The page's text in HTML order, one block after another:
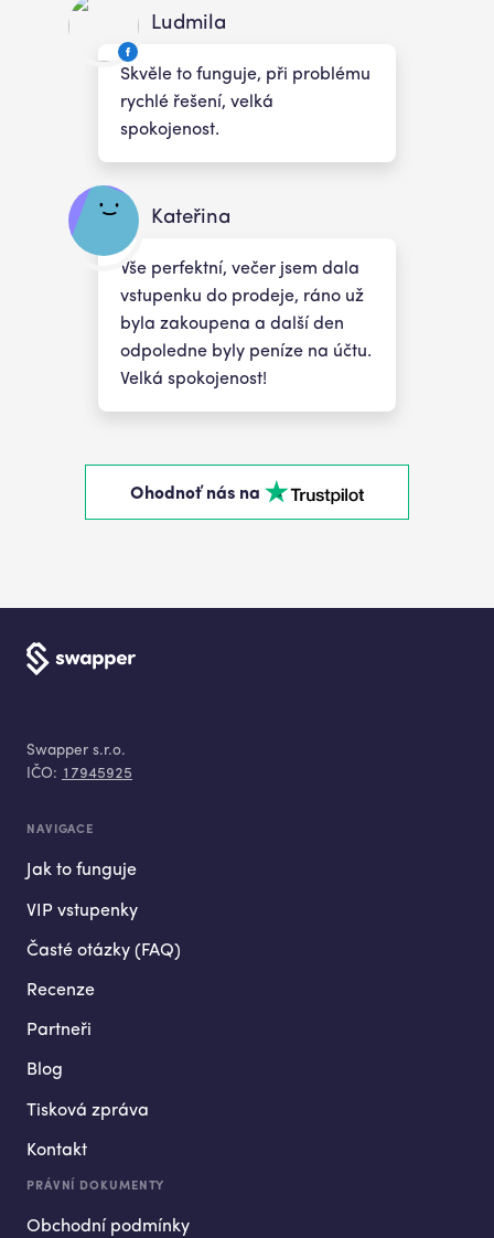
Ludmila
Skvěle to funguje, při problému
rychlé řešení, velká
spokojenost.
Kateřina
Vše perfektní, večer jsem dala
vstupenku do prodeje, ráno už
byla zakoupena a další den
odpoledne byly peníze na účtu.
Velká spokojenost!
Ohodnoť nás na
Swapper s.r.o.
IČO: 17945925
NAVIGACE
Jak to funguje
VIP vstupenky
Časté otázky (FAQ)
Recenze
Partneři
Blog
Tisková zpráva
Kontakt
PRÁVNÍ DOKUMENTY
Obchodní podmínky